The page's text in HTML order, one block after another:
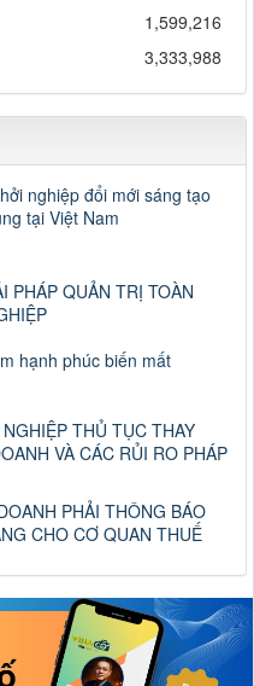
1,599,216
3,333,988
nghiệp đổi mới sáng tạo
tại Việt Nam
PHÁP QUẢN TRỊ TOÀN
hạnh phúc biến mất
THỦ TỤC THAY
VÀ CÁC RỦI RO PHÁP
PHẢI THÔNG BÁO
CHO CƠ QUAN THUẾ